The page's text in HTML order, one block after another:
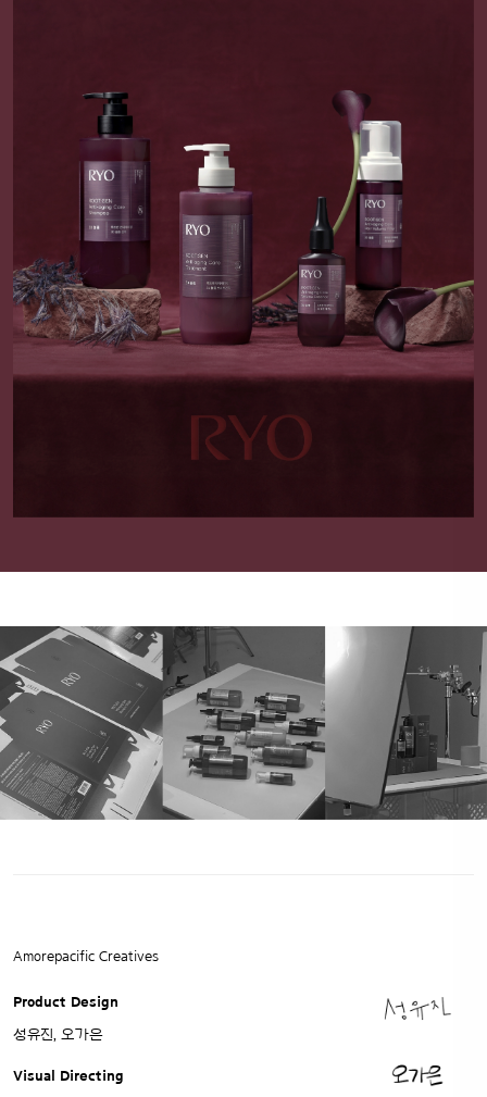
Amorepacific Creatives
Product Design
성유진, 오가은
Visual Directing